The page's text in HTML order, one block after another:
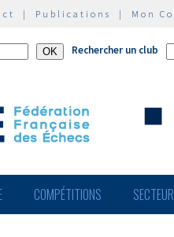
| Publications | Mon
Rechercher un club
COMPÉTITIONS